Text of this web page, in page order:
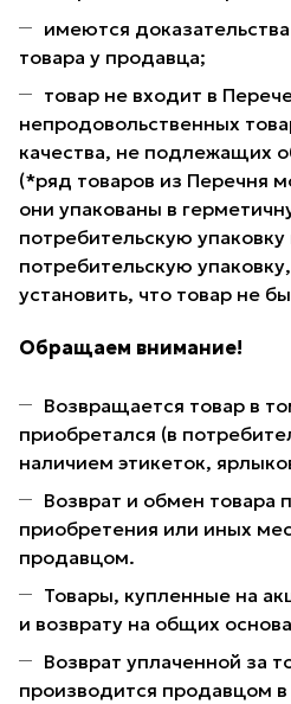
имеются
товара у продавца;
товар не входит в
непродовольственных
качества, не подлежащих
(*ряд товаров из Перечня
они упакованы в
потребительскую упаковку
потребительскую
установить, что товар не
Обращаем внимание!
Возвращается товар в
приобретался (в
наличием этикеток,
Возврат и обмен товара
приобретения или иных
продавцом.
Товары, купленные на
и возврату на общих
Возврат уплаченной за
производится продавцом